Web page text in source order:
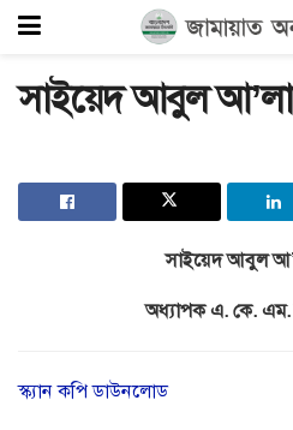
সাইয়েদ আবুল
সাইয়েদ আবুল
অধ্যাপক এ. কে.
স্ক্যান কপি ডাউনলোড